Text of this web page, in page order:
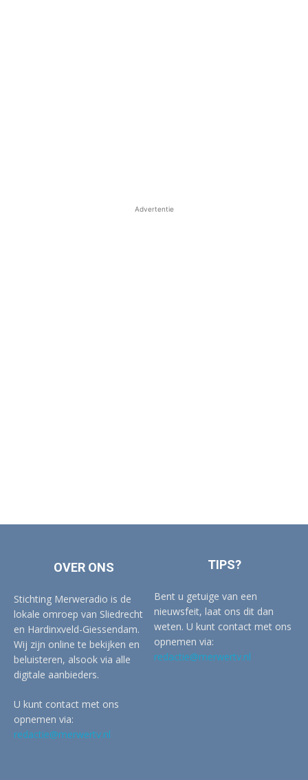
Advertentie
OVER ONS
Stichting Merweradio is de
lokale omroep van Sliedrecht
en Hardinxveld-Giessendam.
Wij zijn online te bekijken en
beluisteren, alsook via alle
digitale aanbieders.
U kunt contact met ons
opnemen via:
redactie@merwertv.nl
TIPS?
Bent u getuige van een
nieuwsfeit, laat ons dit dan
weten. U kunt contact met ons
opnemen via:
redactie@merwertv.nl